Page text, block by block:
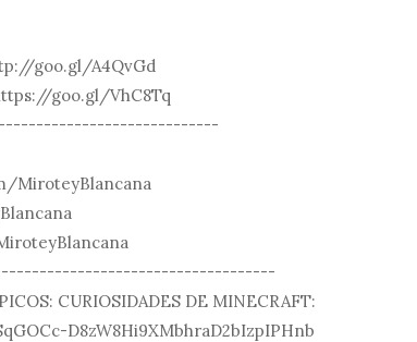
goo.gl/A4QvGd
goo.gl/VhC8Tq
MiroteyBlancana
CURIOSIDADES DE MINECRAFT:
D8zW8Hi9XMbhraD2bIzpIPHnb